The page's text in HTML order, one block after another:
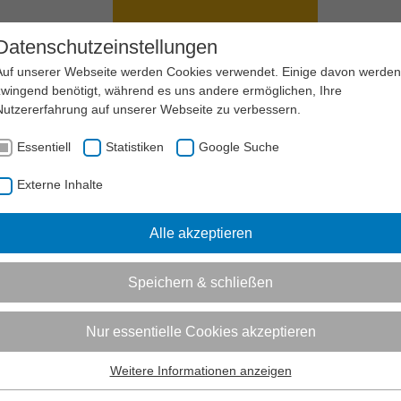
SPORTENTWICKLUNG
UND VERTRÄGE
Informationen zum Readspeaker öffnen
mieten - pachten - kaufen - übernehmen
NRW e.V....
auszuüben kann sich ein Verein entweder dazu
ein bebautes oder unbebautes Grundstück zu mieten bzw.
zu kaufen. Hier finden Sie Tipps zur Gestaltung der
eigenverantwortlichen Nutzung kommunaler
unserer Webseite werden Cookies verwendet. Einige davon werden
benötigt, während es uns andere ermöglichen, Ihre
auf unserer Webseite zu verbessern.
Essentiell Statistiken Google Suche
Externe Inhalte
Alle akzeptieren
Speichern & schließen
Nur essentielle Cookies akzeptieren
Weitere Informationen anzeigen